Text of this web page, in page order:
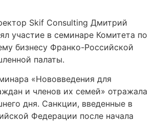
Skif Consulting Дмитрий
участие в семинаре Комитета по
бизнесу Франко-Российской
палаты.
«Нововведения для
и членов их семей» отражала
дня. Санкции, введенные в
Федерации после начала